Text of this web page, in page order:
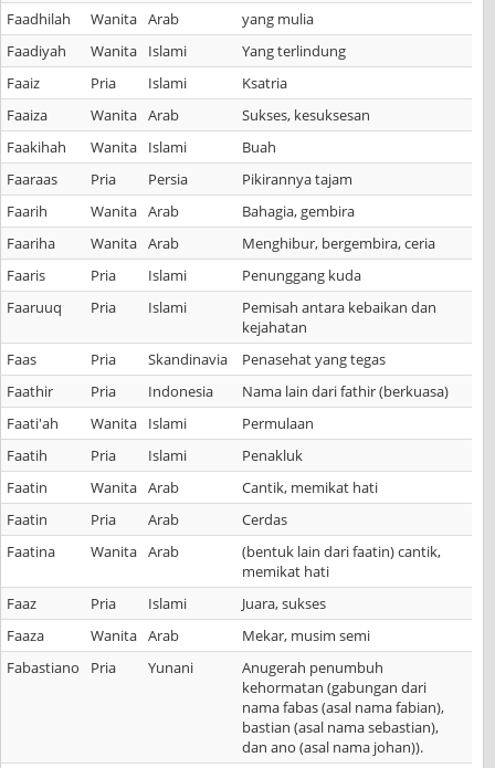
Faadhilah
Wanita Arab
yang mulia
Faadiyah
Wanita Islami
Yang terlindung
Faaiz
Pria Islami
Ksatria
Faaiza
Wanita Arab
Sukses, kesuksesan
Faakihah
Wanita Islami
Buah
Faaraas
Pria Persia
Pikirannya tajam
Faarih
Wanita Arab
Bahagia, gembira
Faariha
Wanita Arab
Menghibur, bergembira, ceria
Faaris
Pria Islami
Penunggang kuda
Faaruuq
Pria Islami
Pemisah antara kebaikan dan
kejahatan
Faas
Pria Skandinavia
Penasehat yang tegas
Faathir
Pria Indonesia
Nama lain dari fathir (berkuasa)
Faati'ah
Wanita Islami
Permulaan
Faatih
Pria Islami
Penakluk
Faatin
Wanita Arab
Cantik, memikat hati
Faatin
Pria Arab
Cerdas
Faatina
Wanita Arab
(bentuk lain dari faatin) cantik,
memikat hati
Faaz
Pria Islami
Juara, sukses
Faaza
Wanita Arab
Mekar, musim semi
Fabastiano
Pria Yunani
Anugerah penumbuh
kehormatan (gabungan dari
nama fabas (asal nama fabian),
bastian (asal nama sebastian),
dan ano (asal nama johan)).